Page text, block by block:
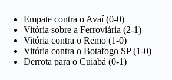
Empate contra o Avaí (0-0)
Vitória sobre a Ferroviária (2-1)
Vitória contra o Remo (1-0)
Vitória contra o Botafogo SP (1-0)
Derrota para o Cuiabá (0-1)